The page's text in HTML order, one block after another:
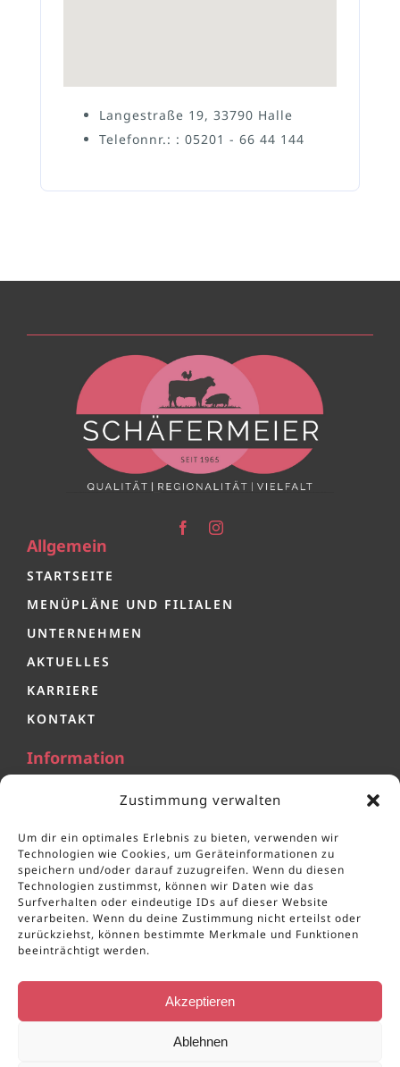
Zustimmung verwalten
Um dir ein optimales Erlebnis zu bieten, verwenden wir
Technologien wie Cookies, um Geräteinformationen zu
speichern und/oder darauf zuzugreifen. Wenn du diesen
Technologien zustimmst, können wir Daten wie das
Surfverhalten oder eindeutige IDs auf dieser Website
verarbeiten. Wenn du deine Zustimmung nicht erteilst oder
zurückziehst, können bestimmte Merkmale und Funktionen
beeinträchtigt werden.
Akzeptieren
Ablehnen
Langestraße 19, 33790 Halle
Telefonnr.: : 05201 - 66 44 144
Allgemein
STARTSEITE
MENÜPLÄNE UND FILIALEN
UNTERNEHMEN
AKTUELLES
KARRIERE
KONTAKT
Information
Josef Schäfermeier GmbH
Bertramstr. 6, 59557 Lippstadt
+49 2941 20 99 60
info@gute-wurst.de
Mo. – Fr. von 08:00 bis 16:00 Uhr